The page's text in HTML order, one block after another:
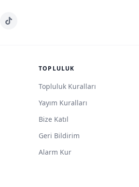
TOPLULUK
Topluluk Kuralları
Yayım Kuralları
Bize Katıl
Geri Bildirim
Alarm Kur